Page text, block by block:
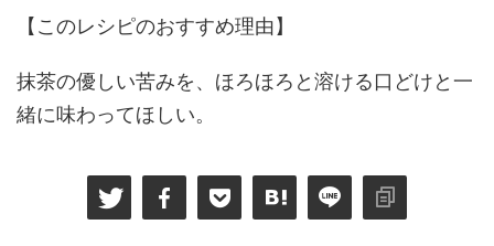
【このレシピのおすすめ理由】
抹茶の優しい苦みを、ほろほろと溶ける口どけと一
緒に味わってほしい。